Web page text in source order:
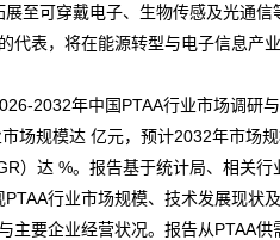
至可穿戴电子、生物传感及光通信
代表，将在能源转型与电子信息产
2032年中国PTAA行业市场调研
场规模达 亿元，预计2032年市场
）达 %。报告基于统计局、相关行
行业市场规模、技术发展现状
主要企业经营状况。报告从PTAA供